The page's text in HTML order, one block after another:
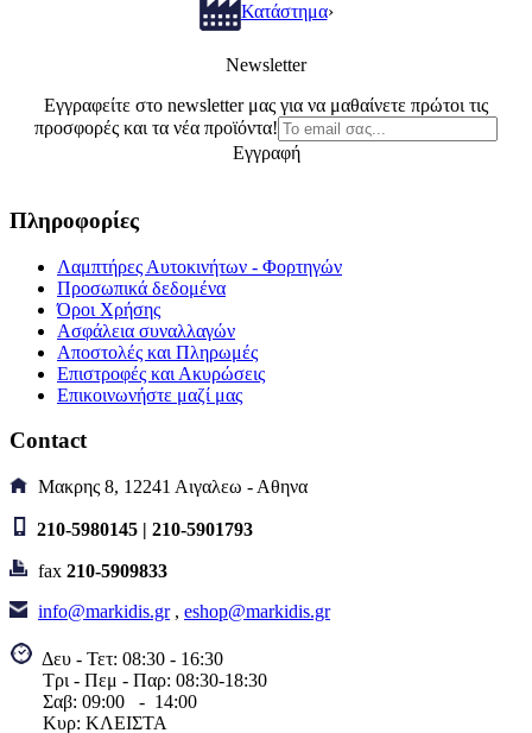
δυνατότητα 256 διαβαθμίσεων
DMX ΡΧ24506
B. Κωδ.: PX24506
Αγορά Αγορά Σύγκριση Wishlist
Quick view
DIMMER LED
TF03 96W,8A,12V
IR/REMOTE
Κωδικός είδους:826103810001
Διαθέσιμο
Quick view
CONTROLLER RGB ΓΙΑ
ΤΑΙΝΙΑ LED 144W ΜΕ
Κατάστημα›
Newsletter
Εγγραφείτε στο newsletter μας για να μαθαίνετε πρώτοι τις
προσφορές και τα νέα προϊόντα!
Εγγραφή
Πληροφορίες
Λαμπτήρες Αυτοκινήτων - Φορτηγών
Προσωπικά δεδομένα
Όροι Χρήσης
Ασφάλεια συναλλαγών
Αποστολές και Πληρωμές
Επιστροφές και Ακυρώσεις
Επικοινωνήστε μαζί μας
Contact
Μακρης 8, 12241 Αιγαλεω - Αθηνα
210-5980145 | 210-5901793
fax 210-5909833
info@markidis.gr, eshop@markidis.gr
Δευ - Τετ: 08:30 - 16:30
Τρι - Πεμ - Παρ: 08:30-18:30
Σαβ: 09:00 - 14:00
Κυρ: ΚΛΕΙΣΤΑ